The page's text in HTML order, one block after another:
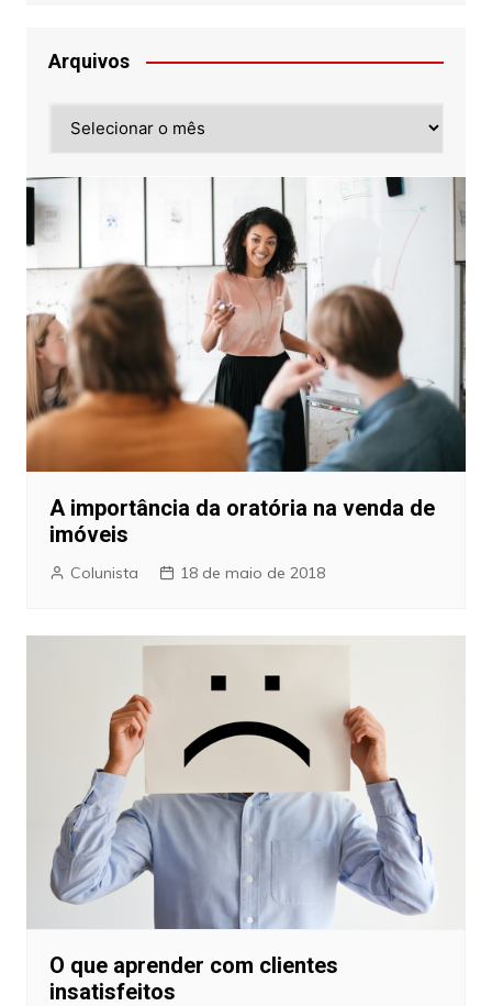
Arquivos
A importância da oratória na venda de
imóveis
Colunista 18 de maio de 2018
O que aprender com clientes
insatisfeitos